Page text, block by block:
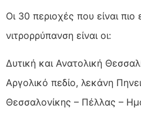
Οι 30 περιοχές που είναι
νιτρορρύπανση είναι οι:
Δυτική και Ανατολική
Αργολικό πεδίο, λεκάνη
Θεσσαλονίκης – Πέλλας –